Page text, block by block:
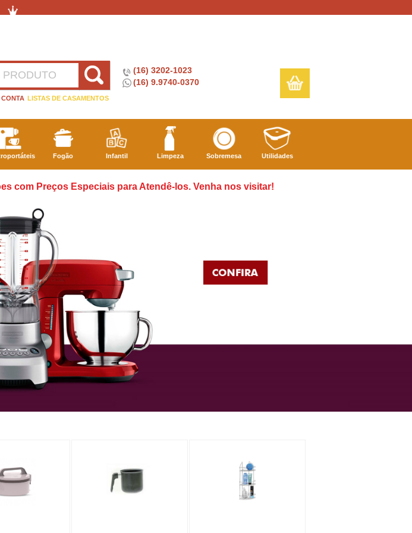
LISTAS DE CASAMENTOS
(16) 3202-1023
(16) 9.9740-0370
Fogão Infantil Limpeza Sobremesa Utilidades
com Preços Especiais para Atendê-los. Venha nos visitar!